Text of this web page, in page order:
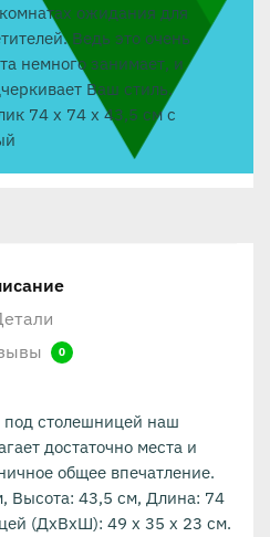
ожидания для
Ведь это очень
немного занимает, и
Ваш стиль.
74 x 74 x 43,5 см с
0
столешницей наш
достаточно места и
общее впечатление.
Высота: 43,5 см, Длина: 74
(ДхВхШ): 49 x 35 x 23 см.